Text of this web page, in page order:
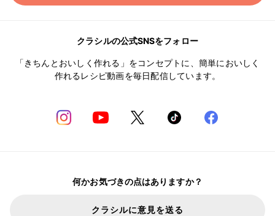
クラシルの公式SNSをフォロー
「きちんとおいしく作れる」をコンセプトに、簡単においしく
作れるレシピ動画を毎日配信しています。
何かお気づきの点はありますか？
クラシルに意見を送る